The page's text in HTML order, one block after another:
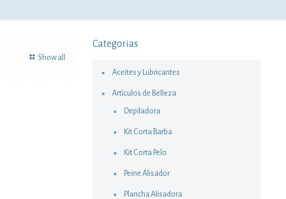
Show all
Categorias
Aceites y Lubricantes
Artículos de Belleza
Depiladora
Kit Corta Barba
Kit Corta Pelo
Peine Alisador
Plancha Alisadora